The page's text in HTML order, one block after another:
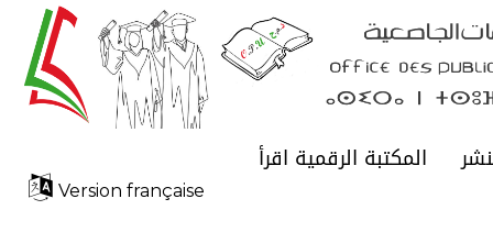
المكتبة الرقمية اقرأ
Version française